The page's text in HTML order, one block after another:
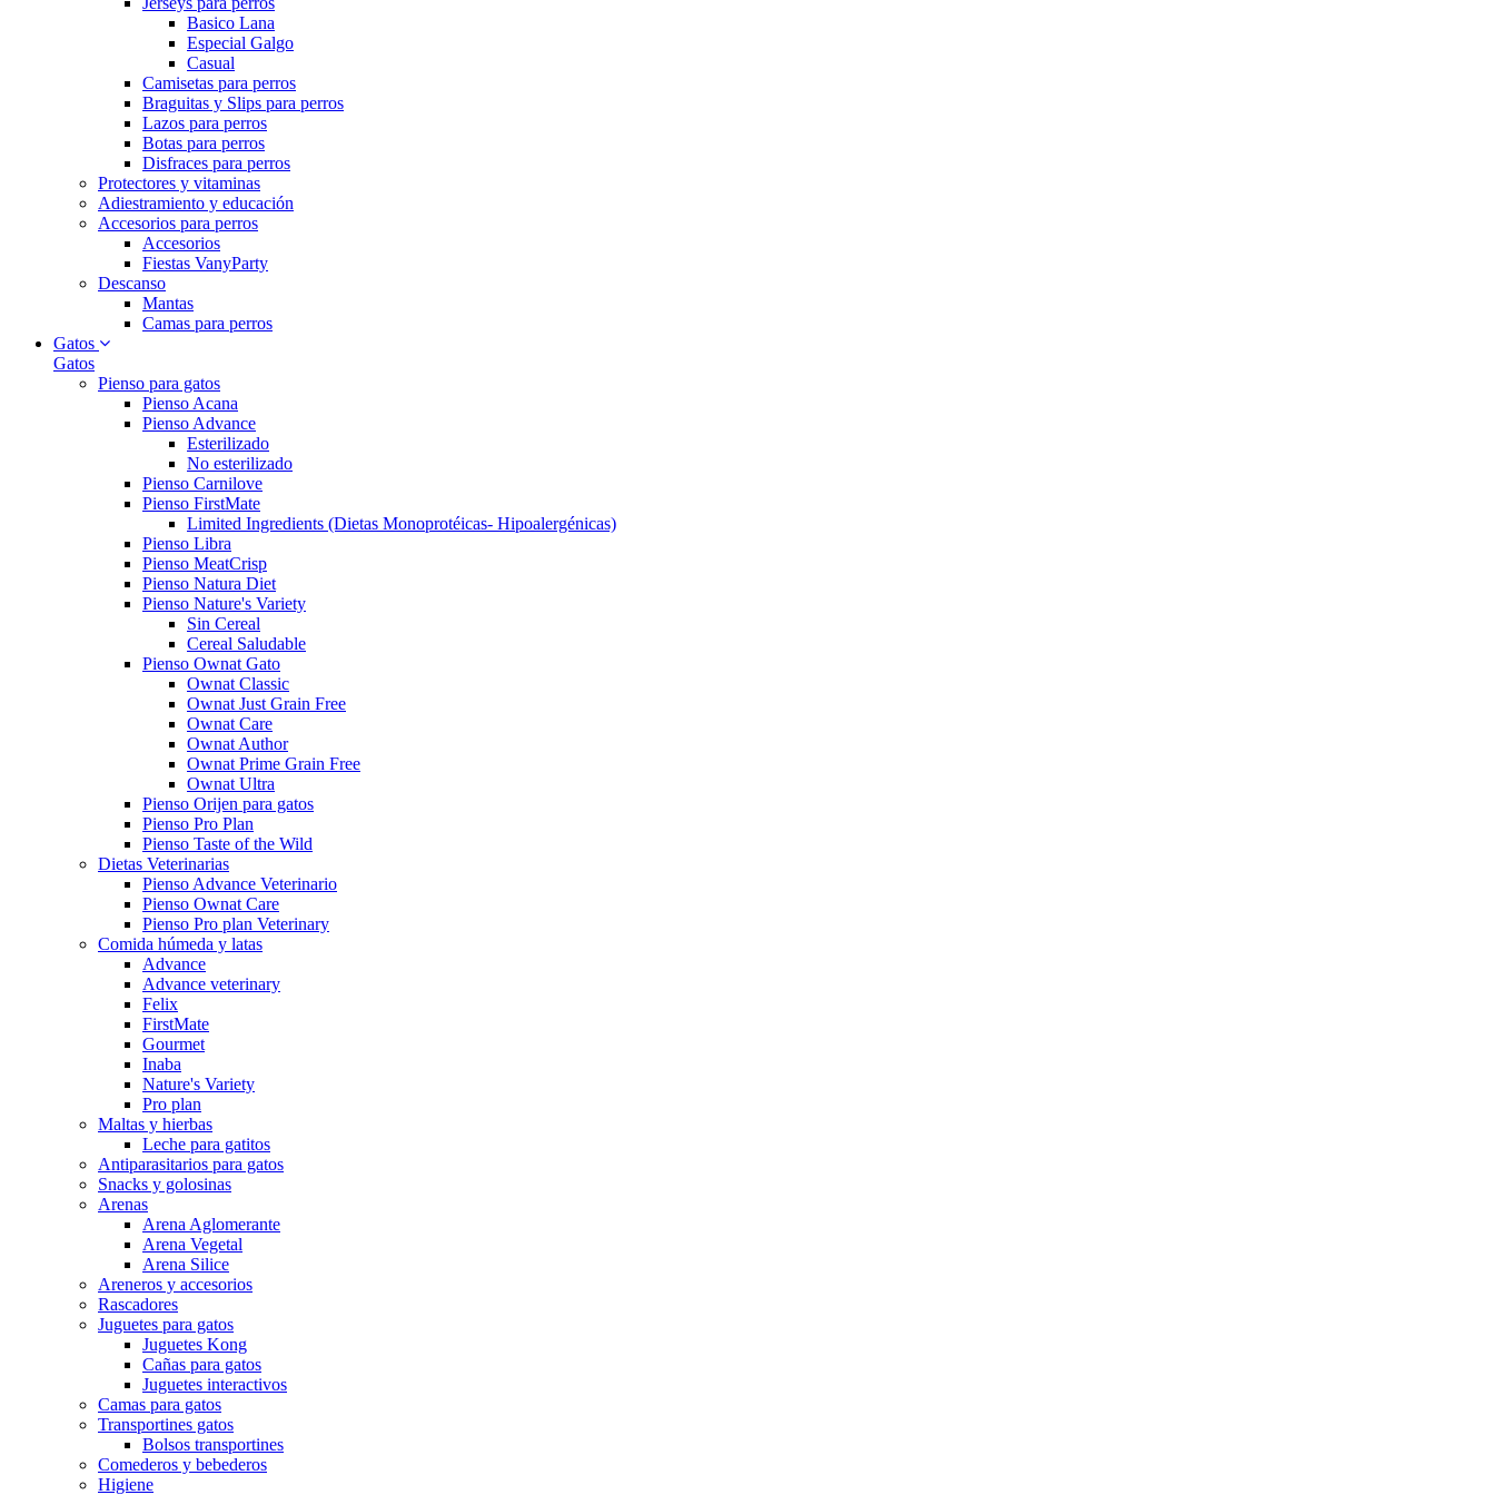
Basico Lana
Especial Galgo
Casual
Camisetas para perros
Braguitas y Slips para perros
Lazos para perros
Botas para perros
Disfraces para perros
Protectores y vitaminas
Adiestramiento y educación
Accesorios para perros
Accesorios
Fiestas VanyParty
Descanso
Mantas
Camas para perros
Gatos
Gatos
Pienso para gatos
Pienso Acana
Pienso Advance
Esterilizado
No esterilizado
Pienso Carnilove
Pienso FirstMate
Limited Ingredients (Dietas Monoprotéicas- Hipoalergénicas)
Pienso Libra
Pienso MeatCrisp
Pienso Natura Diet
Pienso Nature's Variety
Sin Cereal
Cereal Saludable
Pienso Ownat Gato
Ownat Classic
Ownat Just Grain Free
Ownat Care
Ownat Author
Ownat Prime Grain Free
Ownat Ultra
Pienso Orijen para gatos
Pienso Pro Plan
Pienso Taste of the Wild
Dietas Veterinarias
Pienso Advance Veterinario
Pienso Ownat Care
Pienso Pro plan Veterinary
Comida húmeda y latas
Advance
Advance veterinary
Felix
FirstMate
Gourmet
Inaba
Nature's Variety
Pro plan
Maltas y hierbas
Leche para gatitos
Antiparasitarios para gatos
Snacks y golosinas
Arenas
Arena Aglomerante
Arena Vegetal
Arena Silice
Areneros y accesorios
Rascadores
Juguetes para gatos
Juguetes Kong
Cañas para gatos
Juguetes interactivos
Camas para gatos
Transportines gatos
Bolsos transportines
Comederos y bebederos
Higiene